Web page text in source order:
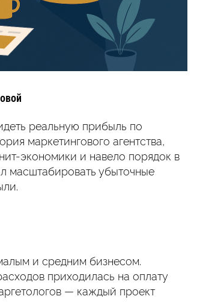
реальную прибыль по
маркетингового агентства,
экономики и навело порядок в
масштабировать убыточные
и средним бизнесом.
приходилась на оплату
— каждый проект